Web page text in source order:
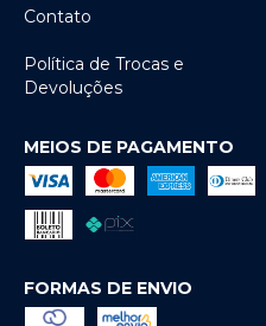
Contato
Política de Trocas e
Devoluções
MEIOS DE PAGAMENTO
FORMAS DE ENVIO